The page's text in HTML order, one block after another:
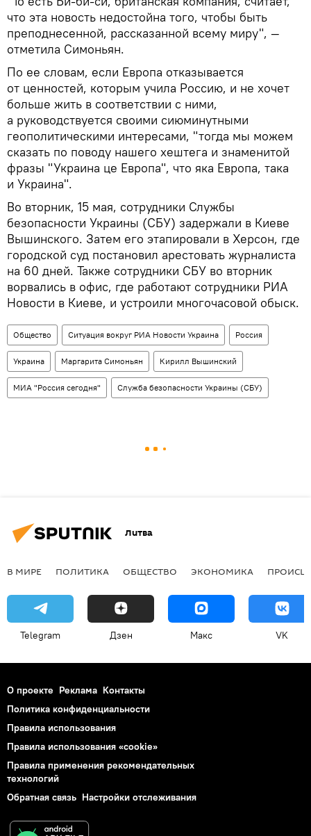
что эта новость недостойна того, чтобы быть
преподнесенной, рассказанной всему миру", —
отметила Симоньян.
По ее словам, если Европа отказывается
от ценностей, которым учила Россию, и не хочет
больше жить в соответствии с ними,
а руководствуется своими сиюминутными
геополитическими интересами, "тогда мы можем
сказать по поводу нашего хештега и знаменитой
фразы "Украина це Европа", что яка Европа, така
и Украина".
Во вторник, 15 мая, сотрудники Службы
безопасности Украины (СБУ) задержали в Киеве
Вышинского. Затем его этапировали в Херсон, где
городской суд постановил арестовать журналиста
на 60 дней. Также сотрудники СБУ во вторник
ворвались в офис, где работают сотрудники РИА
Новости в Киеве, и устроили многочасовой обыск.
Общество Ситуация вокруг РИА Новости Украина Россия
Украина Маргарита Симоньян Кирилл Вышинский
МИА "Россия сегодня" Служба безопасности Украины (СБУ)
Литва
В МИРЕ ПОЛИТИКА ОБЩЕСТВО ЭКОНОМИКА
Telegram Дзен Макс VK
О проекте Реклама Контакты
Политика конфиденциальности
Правила использования
Правила использования «cookie»
Правила применения рекомендательных
технологий
Обратная связь Настройки отслеживания